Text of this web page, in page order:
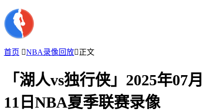
首页 NBA录像回放正文
「湖人vs独行侠」2025年07月
11日NBA夏季联赛录像